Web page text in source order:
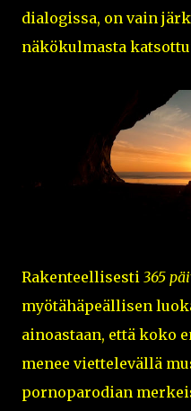
dialogissa, on vain
näkökulmasta
Rakenteellisesti 365
myötähäpeällisen
ainoastaan, että koko
menee viettelevällä
pornoparodian